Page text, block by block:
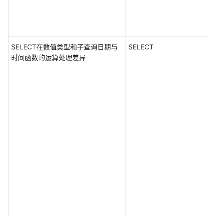
SELECT在数值类型和子查询日期与
时间函数的运算处理差异
SELECT